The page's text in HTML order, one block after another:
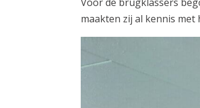
maakten zij al kennis